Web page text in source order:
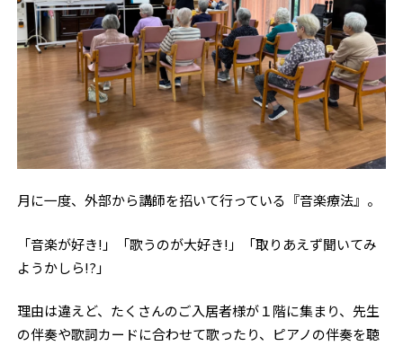
月に一度、外部から講師を招いて行っている『音楽療法』。
「音楽が好き!」「歌うのが大好き!」「取りあえず聞いてみ
ようかしら!?」
理由は違えど、たくさんのご入居者様が１階に集まり、先生
の伴奏や歌詞カードに合わせて歌ったり、ピアノの伴奏を聴